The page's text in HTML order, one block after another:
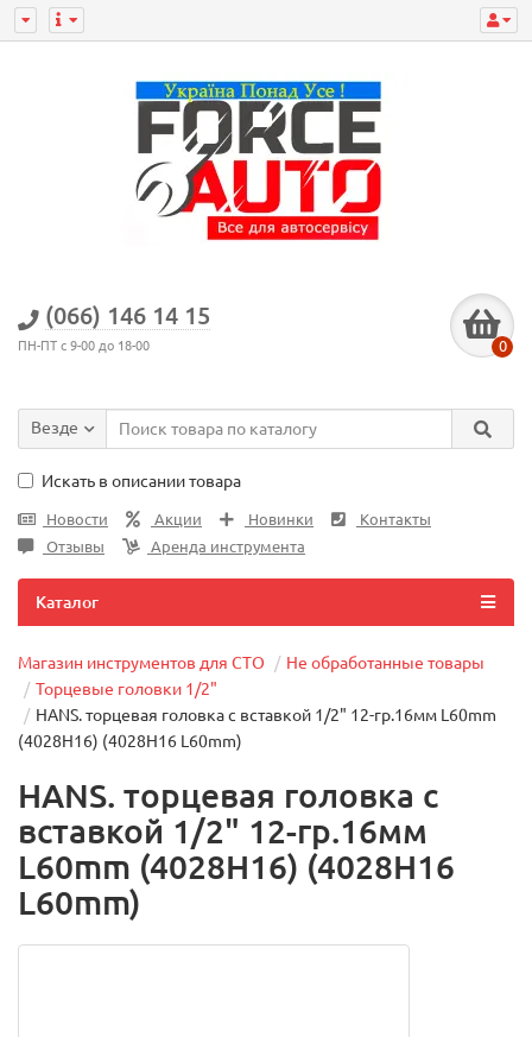
(066) 146 14 15
ПН-ПТ с 9-00 до 18-00 0
Везде
Искать в описании товара
Новости Акции Новинки
Контакты
Отзывы
Аренда инструмента
Каталог
Магазин инструментов для СТО
Не обработанные товары
Торцевые головки 1/2"
HANS. торцевая головка с вставкой 1/2" 12-гр.16мм L60mm
(4028H16) (4028H16 L60mm)
HANS. торцевая головка с
вставкой 1/2" 12-гр.16мм
L60mm (4028H16) (4028H16
L60mm)